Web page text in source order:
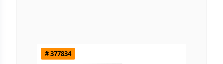
# 377834